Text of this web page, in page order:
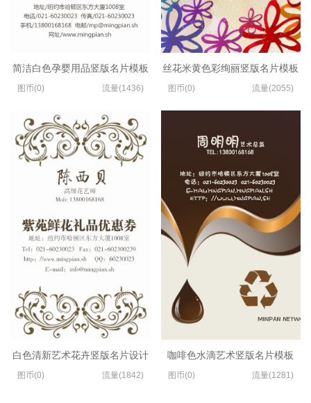
简洁白色孕婴用品竖版名片模板
图币(0) 流量(1436)
白色清新艺术花卉竖版名片设计
图币(0) 流量(1842)
丝花米黄色彩绚丽竖版名片模板
图币(0) 流量(2055)
咖啡色水滴艺术竖版名片模板
图币(0) 流量(1281)